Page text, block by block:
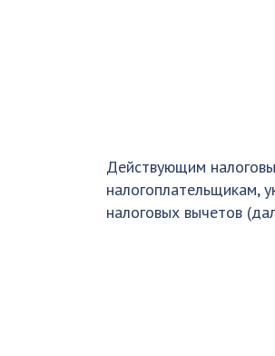
Действующим
налогоплательщикам,
налоговых вычетов